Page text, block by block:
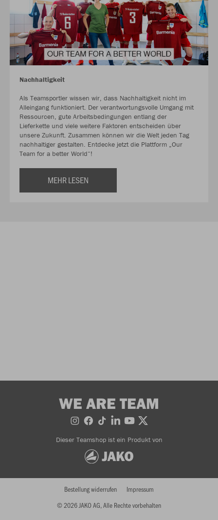
Nachhaltigkeit
Als Teamsportler wissen wir, dass Nachhaltigkeit nicht im
Alleingang funktioniert. Der verantwortungsvolle Umgang mit
Ressourcen, gute Arbeitsbedingungen entlang der
Lieferkette und viele weitere Faktoren entscheiden über
unsere Zukunft. Zusammen können wir die Welt jeden Tag
nachhaltiger gestalten. Entdecke jetzt die Plattform „Our
Team for a better World“!
MEHR LESEN
WE ARE TEAM
Dieser Teamshop ist ein Produkt von
© 2026 JAKO AG, Alle Rechte vorbehalten
Bestellung widerrufen Impressum